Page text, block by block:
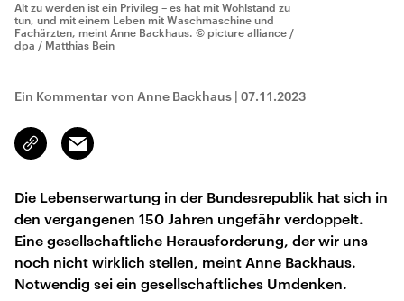
Alt zu werden ist ein Privileg – es hat mit Wohlstand zu
tun, und mit einem Leben mit Waschmaschine und
Fachärzten, meint Anne Backhaus. © picture alliance /
dpa / Matthias Bein
Ein Kommentar von Anne Backhaus | 07.11.2023
Link
kopieren/teilen
Email
Die Lebenserwartung in der Bundesrepublik hat sich in
den vergangenen 150 Jahren ungefähr verdoppelt.
Eine gesellschaftliche Herausforderung, der wir uns
noch nicht wirklich stellen, meint Anne Backhaus.
Notwendig sei ein gesellschaftliches Umdenken.